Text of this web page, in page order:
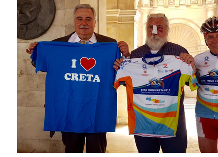
2006
ΤΟΠΟΣ
ΠΟΛΙΤΙΣΜΟΣ
ΑΝΘΕΚΤΙΚΗ